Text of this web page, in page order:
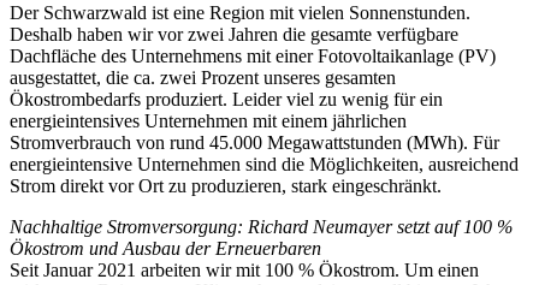
Der Schwarzwald ist eine Region mit vielen Sonnenstunden.
Deshalb haben wir vor zwei Jahren die gesamte verfügbare
Dachfläche des Unternehmens mit einer Fotovoltaikanlage (PV)
ausgestattet, die ca. zwei Prozent unseres gesamten
Ökostrombedarfs produziert. Leider viel zu wenig für ein
energieintensives Unternehmen mit einem jährlichen
Stromverbrauch von rund 45.000 Megawattstunden (MWh). Für
energieintensive Unternehmen sind die Möglichkeiten, ausreichend
Strom direkt vor Ort zu produzieren, stark eingeschränkt.
Nachhaltige Stromversorgung: Richard Neumayer setzt auf 100 %
Ökostrom und Ausbau der Erneuerbaren
Seit Januar 2021 arbeiten wir mit 100 % Ökostrom. Um einen